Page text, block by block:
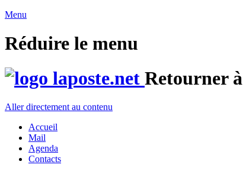
Menu
Réduire le menu
Retourner
Aller directement au contenu
Accueil
Mail
Agenda
Contacts